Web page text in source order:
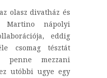
olasz divatház és
nápolyi
eddig
csomag tésztát
penne mezzani
utóbbi ugye egy